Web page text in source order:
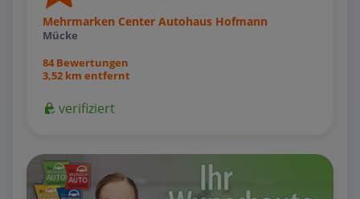
Mehrmarken Center Autohaus Hofmann
Mücke
84 Bewertungen
3,52 km entfernt
verifiziert